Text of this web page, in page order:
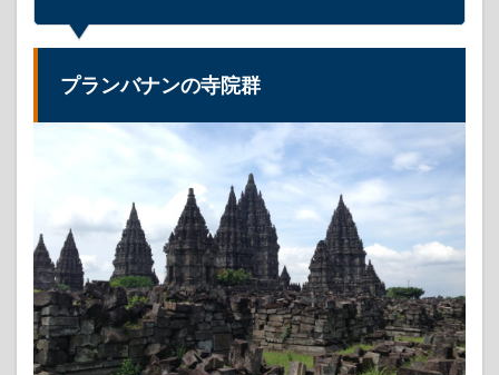
1.1
ンバ
ブド
ゥー
ルの
仏教
寺院
群
2
プランバナンの寺院群